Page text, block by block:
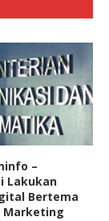
–
Lakukan
Bertema
Marketing